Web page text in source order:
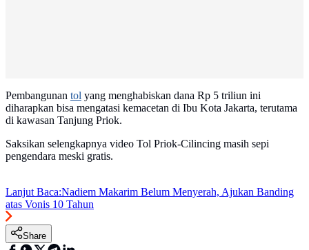
Pembangunan tol yang menghabiskan dana Rp 5 triliun ini
diharapkan bisa mengatasi kemacetan di Ibu Kota Jakarta, terutama
di kawasan Tanjung Priok.
Saksikan selengkapnya video Tol Priok-Cilincing masih sepi
pengendara meski gratis.
Lanjut Baca:Nadiem Makarim Belum Menyerah, Ajukan Banding
atas Vonis 10 Tahun
Share